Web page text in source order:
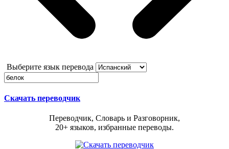
Выберите язык перевода
Скачать переводчик
Переводчик, Словарь и Разговорник,
20+ языков, избранные переводы.